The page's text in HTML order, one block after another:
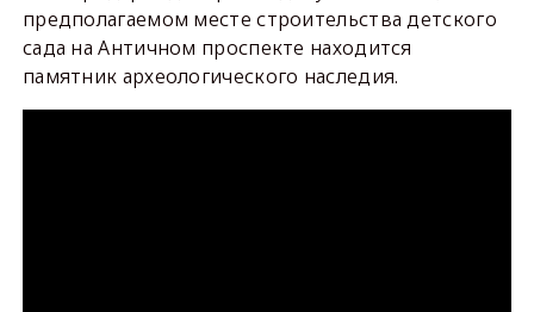
предполагаемом месте строительства детского
сада на Античном проспекте находится
памятник археологического наследия.